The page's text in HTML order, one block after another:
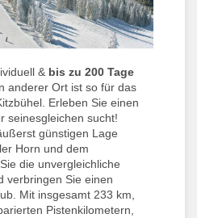
& bis zu 200 Tage
anderer Ort ist so für das
Erleben Sie einen
seinesgleichen sucht!
günstigen Lage
Horn und dem
die unvergleichliche
verbringen Sie einen
Mit insgesamt 233 km,
Pistenkilometern,